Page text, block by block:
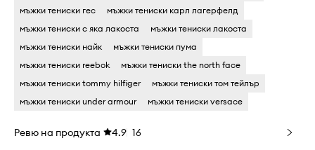
мъжки тениски гес
мъжки тениски карл лагерфелд
мъжки тениски с яка лакоста
мъжки тениски лакоста
мъжки тениски найк
мъжки тениски пума
мъжки тениски reebok
мъжки тениски the north face
мъжки тениски tommy hilfiger
мъжки тениски том тейлър
мъжки тениски under armour
мъжки тениски versace
Ревю на продукта 4.9 16